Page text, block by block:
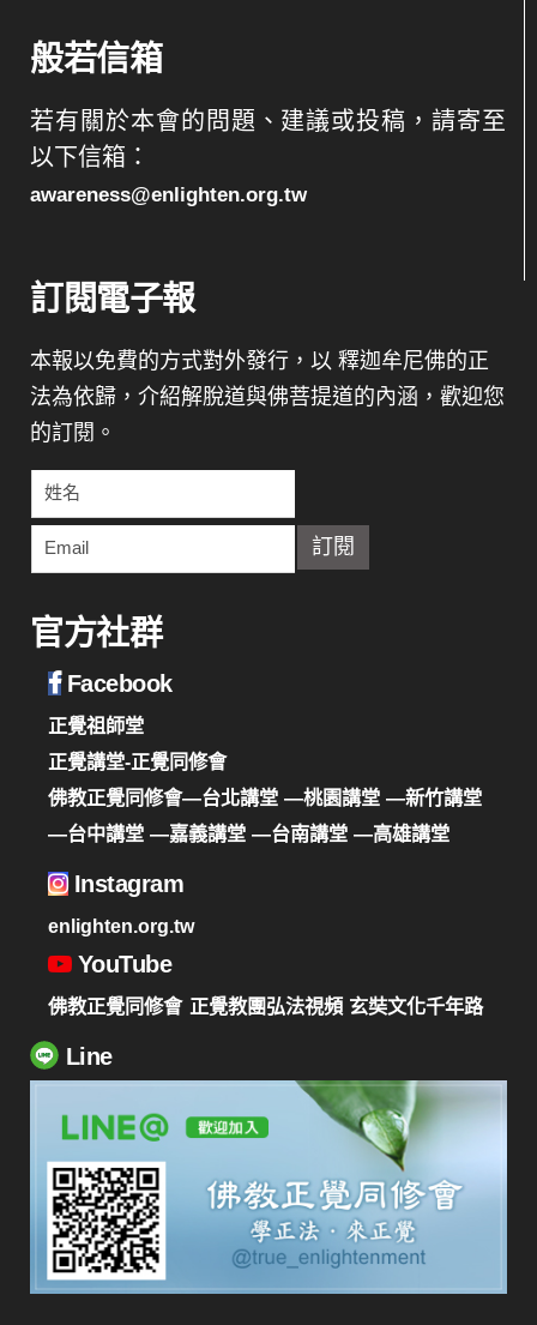
般若信箱
若有關於本會的問題、建議或投稿，請寄至
以下信箱：
awareness@enlighten.org.tw
訂閱電子報
本報以免費的方式對外發行，以 釋迦牟尼佛的正
法為依歸，介紹解脫道與佛菩提道的內涵，歡迎您
的訂閱。
官方社群
Facebook
正覺祖師堂
正覺講堂-正覺同修會
佛教正覺同修會—台北講堂 —桃園講堂 —新竹講堂
—台中講堂 —嘉義講堂 —台南講堂 —高雄講堂
Instagram
enlighten.org.tw
YouTube
佛教正覺同修會 正覺教團弘法視頻 玄奘文化千年路
Line